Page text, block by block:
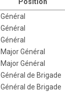
Position
Général
Général
Général
Major Général
Major Général
Général de Brigade
Général de Brigade